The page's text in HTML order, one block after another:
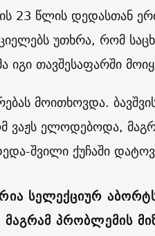
23 წლის დედასთან
უთხრა, რომ
იგი თავშესაფარში
მოითხოვდა.
ვაჟს ელოდებოდა,
შვილი ქუჩაში
სელექციურ
მაგრამ პრობლემის